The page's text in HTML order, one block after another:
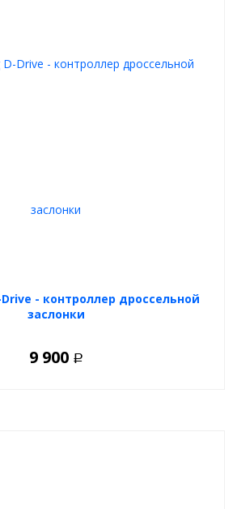
Drive - контроллер дроссельной
заслонки
9 900 Р